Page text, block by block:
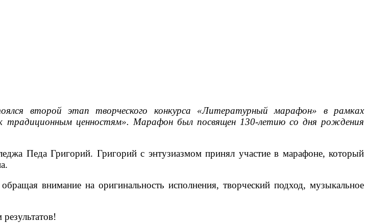
второй этап творческого конкурса «Литературный марафон» в рамках
традиционным ценностям». Марафон был посвящен 130-летию со дня рождения
Педа Григорий. Григорий с энтузиазмом принял участие в марафоне, который
внимание на оригинальность исполнения, творческий подход, музыкальное